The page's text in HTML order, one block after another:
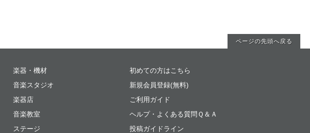
ページの先頭へ戻る
楽器・機材
音楽スタジオ
楽器店
音楽教室
ステージ
初めての方はこちら
新規会員登録(無料)
ご利用ガイド
ヘルプ・よくある質問Ｑ＆Ａ
投稿ガイドライン